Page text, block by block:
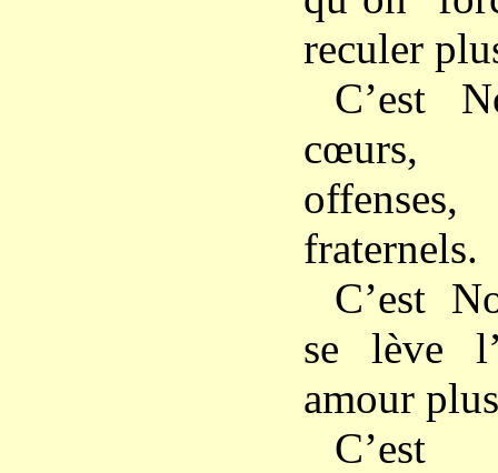
reculer
C’est
cœurs,
fraternels.
C’est
se lève
amour
C’est